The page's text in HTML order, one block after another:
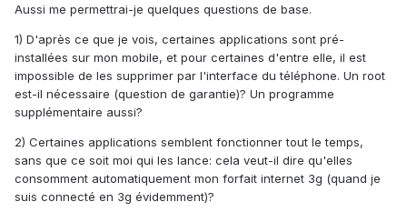
Aussi me permettrai-je quelques questions de base.
1) D'après ce que je vois, certaines applications sont pré-
installées sur mon mobile, et pour certaines d'entre elle, il est
impossible de les supprimer par l'interface du téléphone. Un root
est-il nécessaire (question de garantie)? Un programme
supplémentaire aussi?
2) Certaines applications semblent fonctionner tout le temps,
sans que ce soit moi qui les lance: cela veut-il dire qu'elles
consomment automatiquement mon forfait internet 3g (quand je
suis connecté en 3g évidemment)?